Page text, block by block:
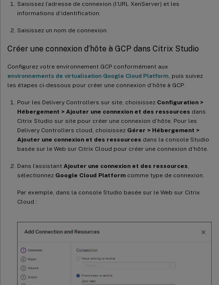
Saisissez l’adresse de connexion (l’URL XenServer) et les
informations d’identification.
Saisissez un nom de connexion.
Créer une connexion d’hôte à GCP dans Citrix Studio
Configurez votre environnement GCP conformément aux
environnements de virtualisation Google Cloud Platform, puis suivez
les étapes ci-dessous pour créer une connexion d’hôte à GCP.
Pour les Delivery Controllers sur site, choisissez Configuration >
Hébergement > Ajouter une connexion et des ressources dans
Citrix Studio sur site pour créer une connexion d’hôte. Pour les
Delivery Controllers cloud, choisissez Gérer > Hébergement >
Ajouter une connexion et des ressources dans la console Studio
basée sur le Web sur Citrix Cloud pour créer une connexion d’hôte.
Dans l’assistant Ajouter une connexion et des ressources,
sélectionnez Google Cloud Platform comme type de connexion.
Par exemple, dans la console Studio basée sur le Web sur Citrix
Cloud :